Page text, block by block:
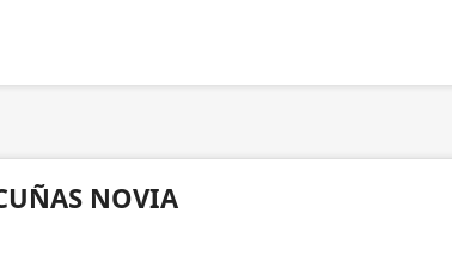
NOVIA